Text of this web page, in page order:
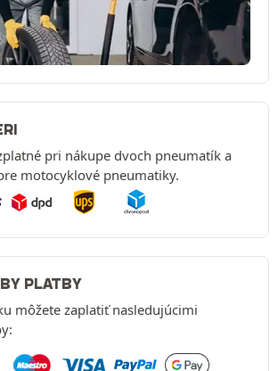
pri nákupe dvoch pneumatík a
motocyklové pneumatiky.
PLATBY
môžete zaplatiť nasledujúcimi